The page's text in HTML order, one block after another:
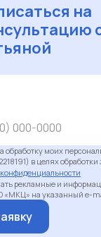
на
обработку моих
в целях обработки
рекламные и
«МКЦ» на указанный e-